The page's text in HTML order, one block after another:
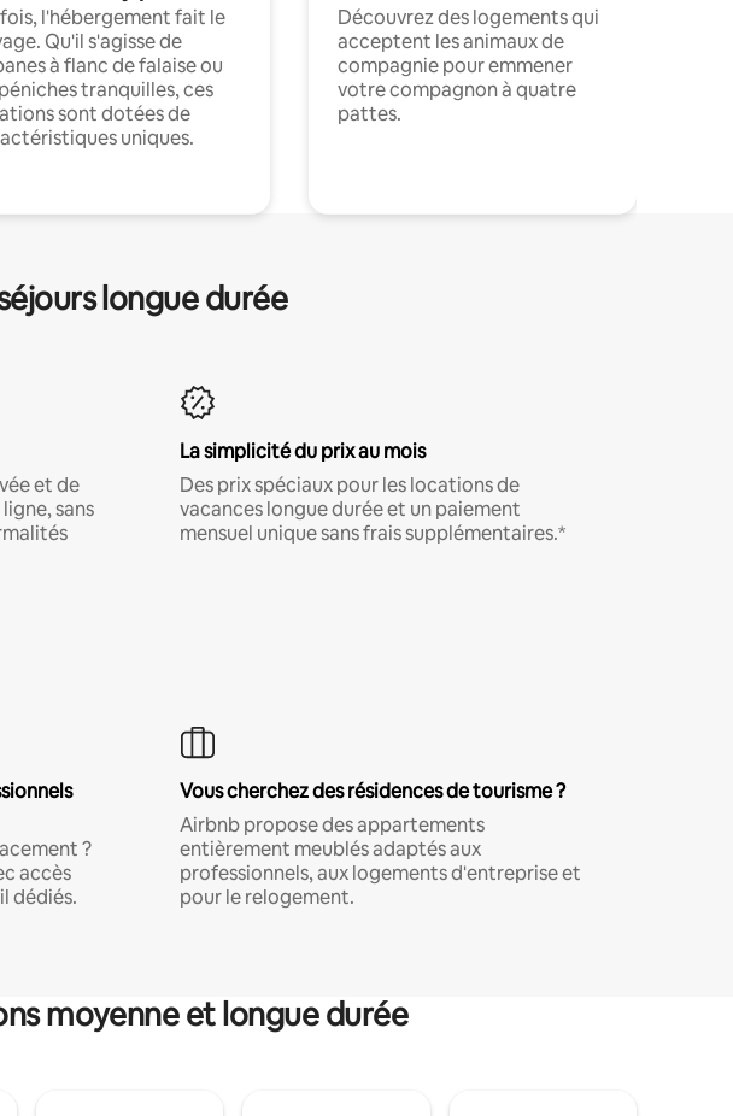
l'hébergement fait le
Qu'il s'agisse de
à flanc de falaise ou
tranquilles, ces
sont dotées de
uniques.
Découvrez des logements qui
acceptent les animaux de
compagnie pour emmener
votre compagnon à quatre
pattes.
longue durée
et de
sans
La simplicité du prix au mois
Des prix spéciaux pour les locations de
vacances longue durée et un paiement
mensuel unique sans frais supplémentaires.*
?
accès
dédiés.
Vous cherchez des résidences de tourisme ?
Airbnb propose des appartements
entièrement meublés adaptés aux
professionnels, aux logements d'entreprise et
pour le relogement.
moyenne et longue durée